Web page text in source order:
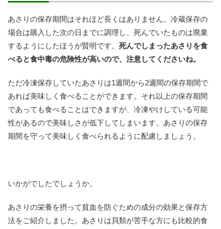
あさりの保存期間はそれほど長くはありません。冷蔵保存の
場合は購入した次の日までに調理し、死んでいたものは廃棄
するようにしたほうが賢明です。 死んでしまったあさりを食
べると食中毒の危険性が高いので、注意してくださいね。
ただ冷凍保存していたあさりは1週間から2週間の保存期間で
あれば美味しく食べることができます。それ以上の保存期間
であっても食べることはできますが、冷凍やけしている可能
性があるので美味しさが低下してしまいます。あさりの保存
期間を守って美味しく食べられるように配慮しましょう。
いかがでしたでしょうか。
あさりの栄養を摂って貧血を防ぐための成分の効果と保存方
法をご紹介しました。あさりは貝類が苦手な方にも比較的食